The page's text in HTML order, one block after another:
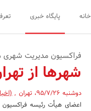
خانه پایگاه خبری
فراکسیون مدیریت
شهرها از
دوشنبه 95/7/26 ،تهران ,
اعضای هیأت رئیسه